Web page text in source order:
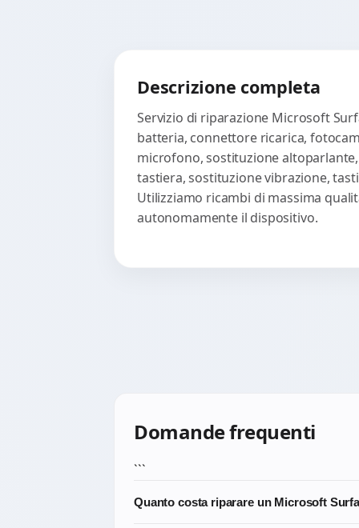
Descrizione completa
Servizio di riparazione Microsoft
batteria, connettore ricarica,
microfono, sostituzione
tastiera, sostituzione vibrazione,
Utilizziamo ricambi di massima
autonomamente il dispositivo.
Domande frequenti
```
Quanto costa riparare un Microsoft